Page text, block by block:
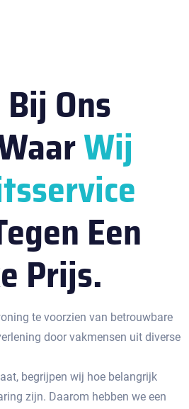
Ons
Wij
Een
Prijs.
te voorzien van betrouwbare
door vakmensen uit diverse
begrijpen wij hoe belangrijk
zijn. Daarom hebben we een